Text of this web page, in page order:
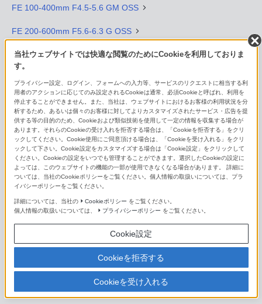
FE 100-400mm F4.5-5.6 GM OSS
FE 200-600mm F5.6-6.3 G OSS
FE 400-800mm F6.3-8 G OSS
E PZ 10-20mm F4 G
E PZ 16-50mm F3.5-5.6 OSS II
E 16-55mm F2.8 G
E PZ 18-105mm F4 G OSS
E PZ 18-110mm F4 G OSS
E PZ 18-200mm F3.5-6.3 OSS
E 55-210mm F4.5-6.3 OSS
当社ウェブサイトでは快適な閲覧のためにCookieを利用しておりま
す。
プライバシー設定、ログイン、フォームへの入力等、サービスのリクエストに相当する利
用者のアクションに応じてのみ設定されるCookieは通常、必須Cookieと呼ばれ、利用を
停止することができません。また、当社は、ウェブサイトにおけるお客様の利用状況を分
析するため、あるいは個々のお客様に対してよりカスタマイズされたサービス・広告を提
供する等の目的のため、Cookieおよび類似技術を使用して一定の情報を収集する場合が
あります。それらのCookieの受け入れを拒否する場合は、「Cookieを拒否する」をクリ
ックしてください。Cookie使用にご同意頂ける場合は、「Cookieを受け入れる」をクリ
ックして下さい。Cookie設定をカスタマイズする場合は「Cookie設定」をクリックして
ください。Cookieの設定をいつでも管理することができます。選択したCookieの設定に
よっては、このウェブサイトの機能の一部が使用できなくなる場合があります。 詳細に
ついては、当社のCookieポリシーをご覧ください。個人情報の取扱いについては、プラ
イバシーポリシーをご覧ください。
詳細については、当社の Cookieポリシー をご覧ください。
個人情報の取扱いについては、
プライバシーポリシー をご覧ください。
Cookie設定
Cookieを拒否する
Cookieを受け入れる